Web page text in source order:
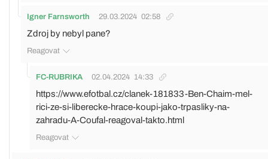
Igner Farnsworth 29.03.2024 02:58
Zdroj by nebyl pane?
Reagovat
FC-RUBRIKA 02.04.2024 14:33
https://www.efotbal.cz/clanek-181833-Ben-Chaim-mel-
rici-ze-si-liberecke-hrace-koupi-jako-trpasliky-na-
zahradu-A-Coufal-reagoval-takto.html
Reagovat